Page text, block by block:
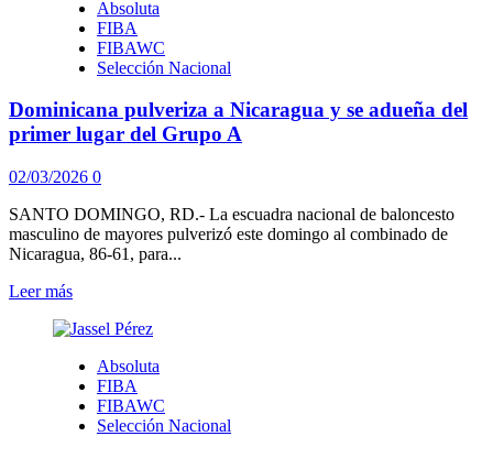
Andrés
Bautista
apoyará
al
nacional
de
basket
en
Ventana
Copa
Mundial
Absoluta
FIBA
FIBAWC
Selección Nacional
Dominicana pulveriza a Nicaragua y se adueña del
primer lugar del Grupo A
02/03/2026 0
SANTO DOMINGO, RD.- La escuadra nacional de baloncesto
masculino de mayores pulverizó este domingo al combinado de
Nicaragua, 86-61, para...
Leer másLeer
sobre
pulveriza
Nicaragua
y
Absoluta
FIBA
FIBAWC
Selección Nacional